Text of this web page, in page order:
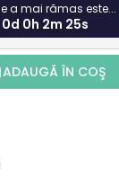
a mai rămas este...
0d 0h 2m 24s
ADAUGĂ ÎN COŞ